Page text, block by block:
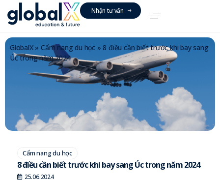
Nhận tưvấn
GlobalX»Cẩm nang du học »8 điều cần biết trước khi bay sang
Úc trong năm 2024
Cẩm nang du học
8 điều cần biết trước khi bay sang Úc trong năm 2024
25.06.2024